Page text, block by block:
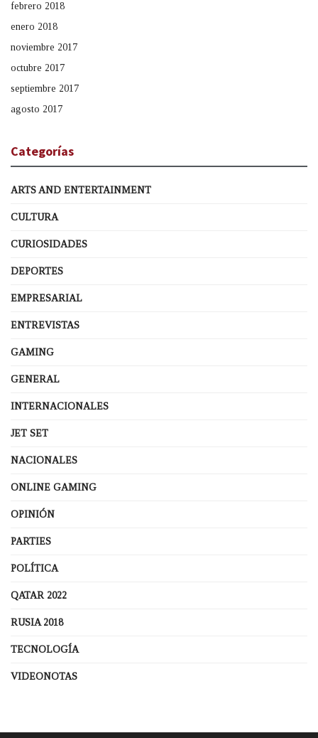
febrero 2018
enero 2018
noviembre 2017
octubre 2017
septiembre 2017
agosto 2017
Categorías
ARTS AND ENTERTAINMENT
CULTURA
CURIOSIDADES
DEPORTES
EMPRESARIAL
ENTREVISTAS
GAMING
GENERAL
INTERNACIONALES
JET SET
NACIONALES
ONLINE GAMING
OPINIÓN
PARTIES
POLÍTICA
QATAR 2022
RUSIA 2018
TECNOLOGÍA
VIDEONOTAS